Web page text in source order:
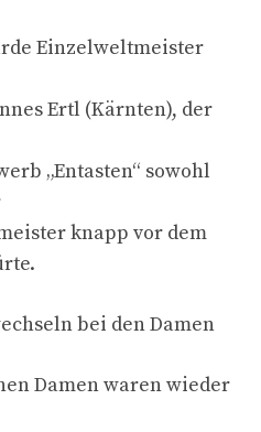
Einzelweltmeister
Ertl (Kärnten), der
„Entasten“ sowohl
knapp vor dem
bei den Damen
Damen waren wieder